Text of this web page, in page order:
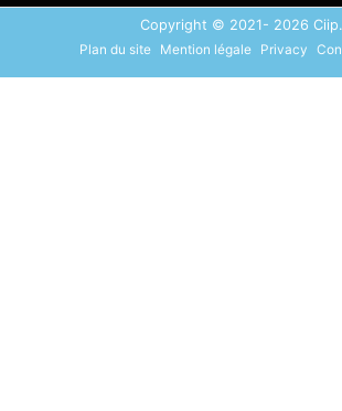
Copyright © 2021- 2026
Plan du site Mention légale Privacy